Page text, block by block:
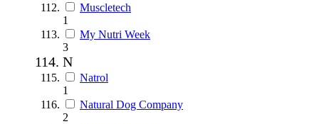
Muscletech
1
My Nutri Week
3
N
Natrol
1
Natural Dog Company
2